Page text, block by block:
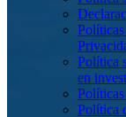
Política
en
Política